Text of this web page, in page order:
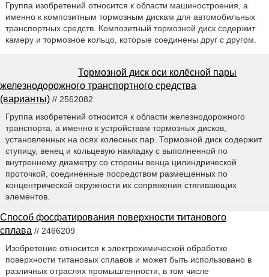
Группа изобретений относится к области машиностроения, а
именно к композитным тормозным дискам для автомобильных
транспортных средств. Композитный тормозной диск содержит
камеру и тормозное кольцо, которые соединены друг с другом.
Тормозной диск оси колёсной пары
железнодорожного транспортного средства
(варианты) // 2562082
Группа изобретений относится к области железнодорожного
транспорта, а именно к устройствам тормозных дисков,
установленных на осях колесных пар. Тормозной диск содержит
ступицу, венец и кольцевую накладку с выполненной по
внутреннему диаметру со стороны венца цилиндрической
проточкой, соединенные посредством размещенных по
концентрической окружности их сопряжения стягивающих
элементов.
Способ фосфатирования поверхности титанового
сплава // 2466209
Изобретение относится к электрохимической обработке
поверхности титановых сплавов и может быть использовано в
различных отраслях промышленности, в том числе